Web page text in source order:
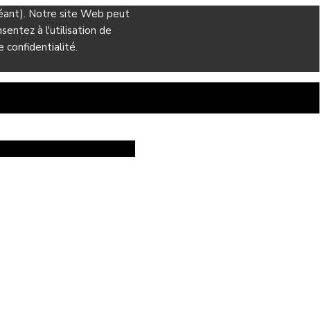
Notre site Web peut
à l'utilisation de
confidentialité.